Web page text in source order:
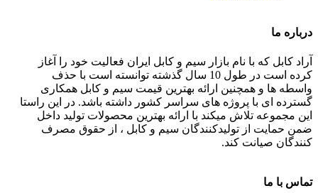
درباره ما
آراد کابل که با نام بازار سیم و کابل ایران فعالیت خود را آغاز
کرده است در طول 10 سال گذشته توانسته است با حذف
واسطه ها و همچنین ارائه بهترین قیمت سیم و کابل همکاری
گسترده ای با پروژه های سراسر کشور داشته باشد. در این راستا
این مجموعه تلاش میکند با ارائه بهترین محصولات تولید داخل
ضمن حمایت از تولیدکنندگان سیم و کابل ، از حقوق مصرف
کنندگان صیانت کند.
تماس با ما